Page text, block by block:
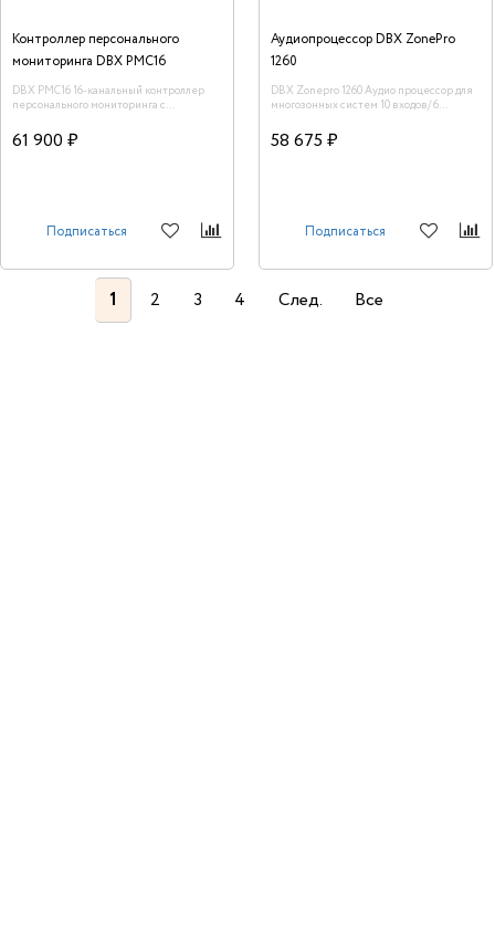
Контроллер персонального
мониторинга DBX PMC16
DBX PMC16 16-канальный контроллер
персонального мониторинга с
61 900 ₽
Подписаться
Аудиопроцессор DBX ZonePro
1260
DBX Zonepro 1260 Аудио процессор для
многозонных систем 10 входов/ 6
58 675 ₽
Подписаться
1 2 3 4 След. Все